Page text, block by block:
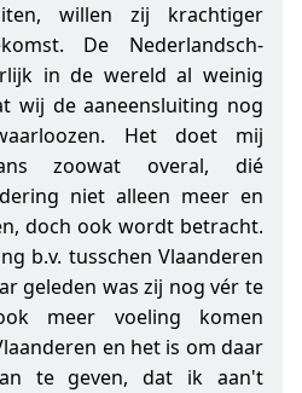
willen zij krachtiger
De Nederlandsch-
in de wereld al weinig
wij de aaneensluiting nog
Het doet mij
zoowat overal, dié
niet alleen meer en
doch ook wordt betracht.
b.v. tusschen Vlaanderen
geleden was zij nog vér te
meer voeling komen
en het is om daar
te geven, dat ik aan't